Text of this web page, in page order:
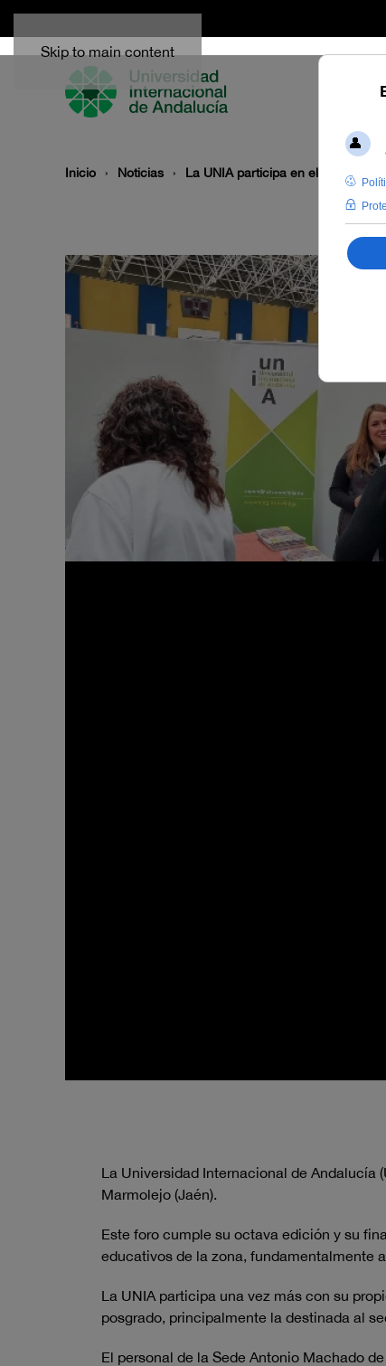
Skip to main content
Inicio Noticias La UNIA participa en el VIII Salón
La Universidad Internacional de Andalucía
Marmolejo (Jaén).
Este foro cumple su octava edición y su
educativos de la zona, fundamentalmente
La UNIA participa una vez más con su
posgrado, principalmente la destinada al
El personal de la Sede Antonio Machado